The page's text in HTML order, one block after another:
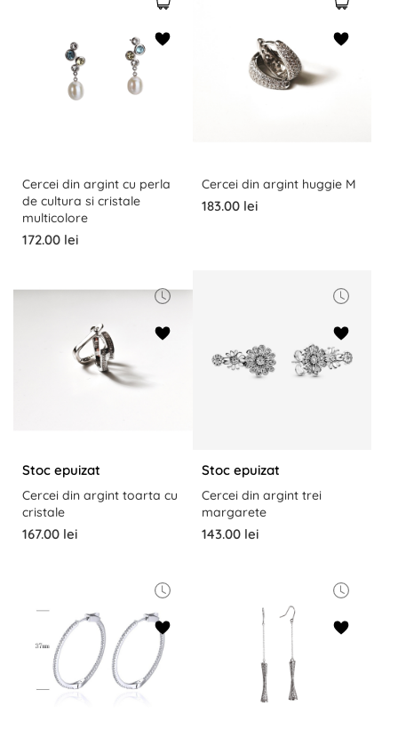
Cercei din argint cu perla
de cultura si cristale
multicolore
172.00 lei
Cercei din argint huggie M
183.00 lei
Stoc epuizat
Cercei din argint toarta cu
cristale
167.00 lei
Stoc epuizat
Cercei din argint trei
margarete
143.00 lei